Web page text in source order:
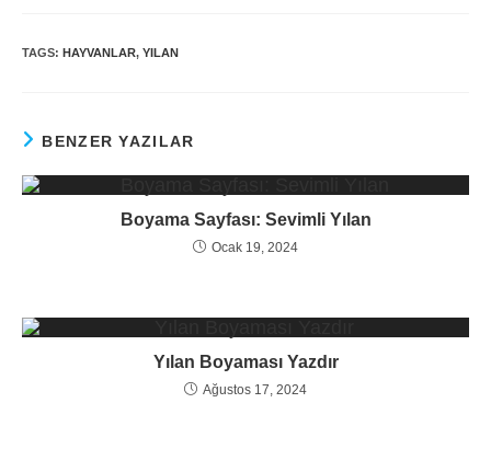
TAGS: HAYVANLAR, YILAN
BENZER YAZILAR
Boyama Sayfası: Sevimli Yılan
Ocak 19, 2024
Yılan Boyaması Yazdır
Ağustos 17, 2024